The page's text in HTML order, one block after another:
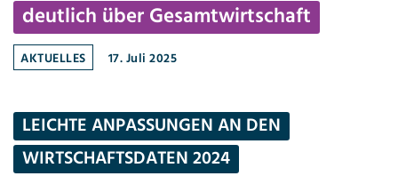
deutlich über Gesamtwirtschaft
AKTUELLES 17. Juli 2025
LEICHTE ANPASSUNGEN AN DEN
WIRTSCHAFTSDATEN 2024